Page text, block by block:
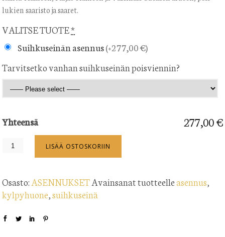
lukien saaristo ja saaret.
VALITSE TUOTE*
Suihkuseinän asennus(+277,00 €)
Tarvitsetko vanhan suihkuseinän poisviennin?
Yhteensä 277,00 €
LISÄÄ OSTOSKORIIN
Osasto: ASENNUKSETAvainsanat tuotteelleasennus,
kylpyhuone,suihkuseinä